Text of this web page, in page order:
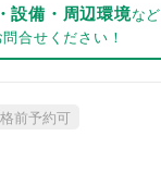
設備・周辺環境など
合せください！
前予約可